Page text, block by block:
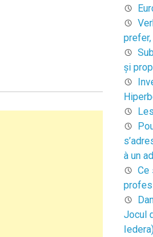
şi
à un
Ce
Jocul